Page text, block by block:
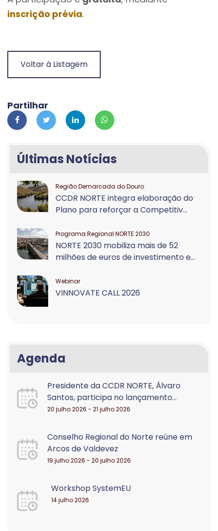
inscrição prévia.
Voltar à Listagem
Partilhar
Últimas Notícias
Região Demarcada do Douro
CCDR NORTE integra elaboração do
Plano para reforçar a Competitiv...
Programa Regional NORTE 2030
NORTE 2030 mobiliza mais de 52
milhões de euros de investimento e...
Webinar
VINNOVATE CALL 2026
Agenda
Presidente da CCDR NORTE, Álvaro
Santos, participa no lançamento...
20 julho 2026 - 21 julho 2026
Conselho Regional do Norte reúne em
Arcos de Valdevez
19 julho 2026 - 20 julho 2026
Workshop SystemEU
14 julho 2026